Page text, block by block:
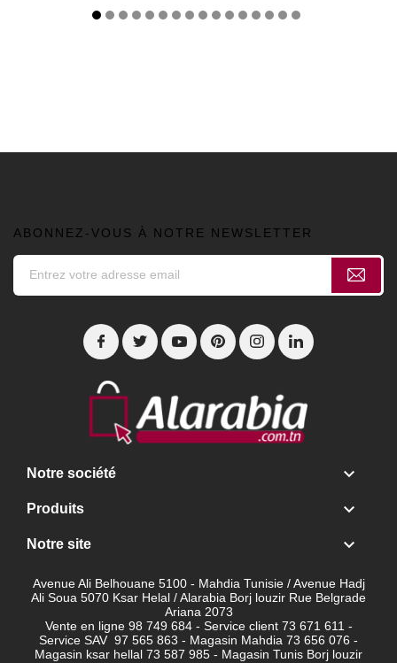
ABONNEZ-VOUS À NOTRE NEWSLETTER
Notre société 
Produits 
Notre site 
Avenue Ali Belhouane 5100 - Mahdia Tunisie / Avenue Hadj
Ali Soua 5070 Ksar Helal / Alarabia Borj louzir Rue Belgrade
Ariana 2073
Vente en ligne 98 749 684 - Service client 73 671 611 -
Service SAV 97 565 863 - Magasin Mahdia 73 656 076 -
Magasin ksar hellal 73 587 985 - Magasin Tunis Borj louzir